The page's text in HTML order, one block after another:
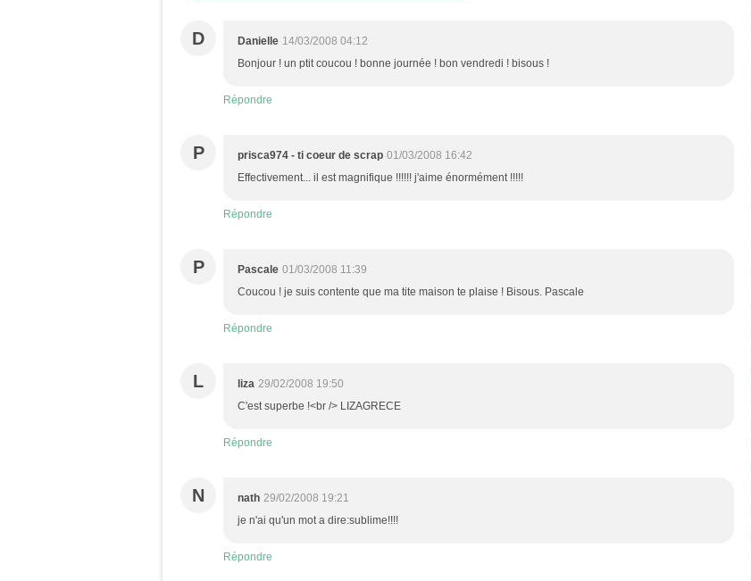
D Danielle 14/03/2008 04:12
Bonjour ! un ptit coucou ! bonne journée ! bon vendredi ! bisous !
Répondre
P prisca974 - ti coeur de scrap 01/03/2008 16:42
Effectivement... il est magnifique !!!!!! j'aime énormément !!!!!
Répondre
P Pascale 01/03/2008 11:39
Coucou ! je suis contente que ma tite maison te plaise ! Bisous. Pascale
Répondre
L liza 29/02/2008 19:50
C'est superbe !<br /> LIZAGRECE
Répondre
N nath 29/02/2008 19:21
je n'ai qu'un mot a dire:sublime!!!!
Répondre